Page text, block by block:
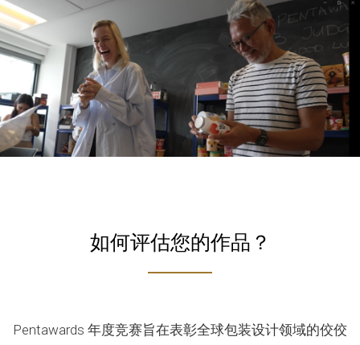
如何评估您的作品？
Pentawards 年度竞赛旨在表彰全球包装设计领域的佼佼